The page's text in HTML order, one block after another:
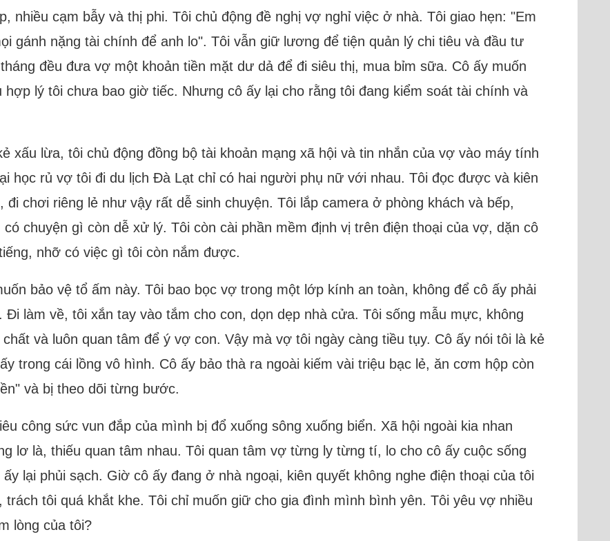
nhiều cạm bẫy và thị phi. Tôi chủ động đề nghị vợ nghỉ việc ở nhà. Tôi giao hẹn: "Em
gánh nặng tài chính để anh lo". Tôi vẫn giữ lương để tiện quản lý chi tiêu và đầu tư
đều đưa vợ một khoản tiền mặt dư dả để đi siêu thị, mua bỉm sữa. Cô ấy muốn
lý tôi chưa bao giờ tiếc. Nhưng cô ấy lại cho rằng tôi đang kiểm soát tài chính và
xấu lừa, tôi chủ động đồng bộ tài khoản mạng xã hội và tin nhắn của vợ vào máy tính
học rủ vợ tôi đi du lịch Đà Lạt chỉ có hai người phụ nữ với nhau. Tôi đọc được và kiên
chơi riêng lẻ như vậy rất dễ sinh chuyện. Tôi lắp camera ở phòng khách và bếp,
chuyện gì còn dễ xử lý. Tôi còn cài phần mềm định vị trên điện thoại của vợ, dặn cô
nhỡ có việc gì tôi còn nắm được.
bảo vệ tổ ấm này. Tôi bao bọc vợ trong một lớp kính an toàn, không để cô ấy phải
làm về, tôi xắn tay vào tắm cho con, dọn dẹp nhà cửa. Tôi sống mẫu mực, không
và luôn quan tâm để ý vợ con. Vậy mà vợ tôi ngày càng tiều tụy. Cô ấy nói tôi là kẻ
trong cái lồng vô hình. Cô ấy bảo thà ra ngoài kiếm vài triệu bạc lẻ, ăn cơm hộp còn
và bị theo dõi từng bước.
công sức vun đắp của mình bị đổ xuống sông xuống biển. Xã hội ngoài kia nhan
lơ là, thiếu quan tâm nhau. Tôi quan tâm vợ từng ly từng tí, lo cho cô ấy cuộc sống
lại phủi sạch. Giờ cô ấy đang ở nhà ngoại, kiên quyết không nghe điện thoại của tôi
tôi quá khắt khe. Tôi chỉ muốn giữ cho gia đình mình bình yên. Tôi yêu vợ nhiều
lòng của tôi?